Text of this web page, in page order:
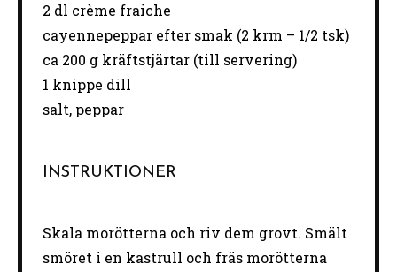
2 dl crème fraiche
cayennepeppar efter smak (2 krm – 1/2 tsk)
ca 200 gkräftstjärtar (till servering)
1 knippe dill
salt, peppar
INSTRUKTIONER
Skala morötterna och riv dem grovt. Smält
smöret i en kastrull och fräs morötterna